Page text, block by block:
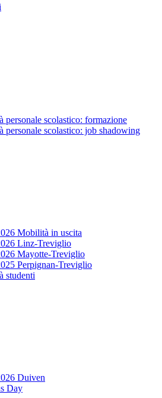
personale scolastico: formazione
personale scolastico: job shadowing
Mobilità in uscita
Linz-Treviglio
Mayotte-Treviglio
Perpignan-Treviglio
studenti
Duiven
Day